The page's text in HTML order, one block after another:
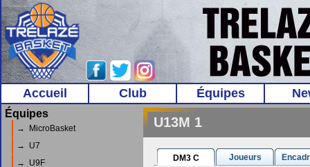
Accueil Club Équipes
Équipes
→ MicroBasket
→ U7
→ U9F
U13M 1
DM3 C Joueurs